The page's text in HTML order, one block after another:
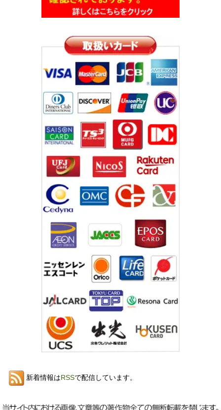
新着情報はRSSで配信しています。